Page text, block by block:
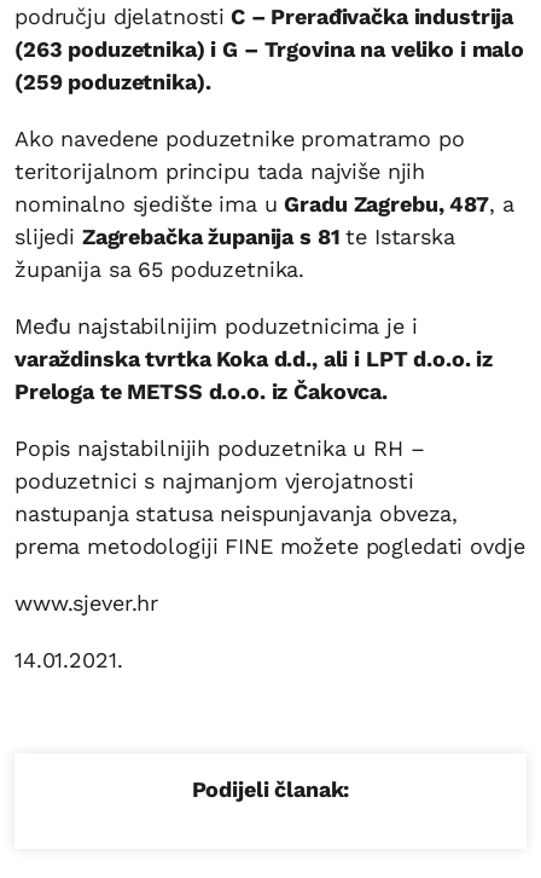
području djelatnosti C – Prerađivačka industrija
(263 poduzetnika) i G – Trgovina na veliko i malo
(259 poduzetnika).
Ako navedene poduzetnike promatramo po
teritorijalnom principu tada najviše njih
nominalno sjedište ima uGradu Zagrebu, 487, a
slijedi Zagrebačka županija s 81te Istarska
županija sa 65 poduzetnika.
Među najstabilnijim poduzetnicima je i
varaždinska tvrtka Koka d.d., ali i LPT d.o.o. iz
Preloga te METSS d.o.o. iz Čakovca.
Popis najstabilnijih poduzetnika u RH –
poduzetnici s najmanjom vjerojatnosti
nastupanja statusa neispunjavanja obveza,
prema metodologiji FINE možete pogledati ovdje
www.sjever.hr
14.01.2021.
Podijeli članak: